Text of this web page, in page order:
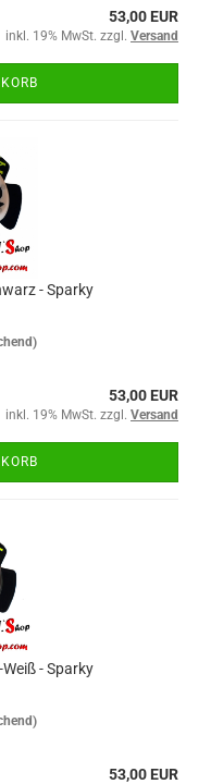
53,00 EUR
inkl. 19% MwSt. zzgl. Versand
- Sparky
53,00 EUR
inkl. 19% MwSt. zzgl. Versand
- Sparky
53,00 EUR